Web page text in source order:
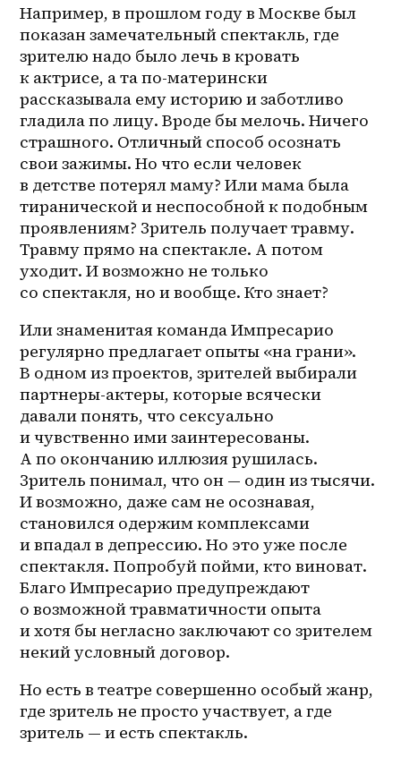
Например, в прошлом году в Москве был
показан замечательный спектакль, где
зрителю надо было лечь в кровать
к актрисе, а та по-матерински
рассказывала ему историю и заботливо
гладила по лицу. Вроде бы мелочь. Ничего
страшного. Отличный способ осознать
свои зажимы. Но что если человек
в детстве потерял маму? Или мама была
тиранической и неспособной к подобным
проявлениям? Зритель получает травму.
Травму прямо на спектакле. А потом
уходит. И возможно не только
со спектакля, но и вообще. Кто знает?
Или знаменитая команда Импресарио
регулярно предлагает опыты «на грани».
В одном из проектов, зрителей выбирали
партнеры-актеры, которые всячески
давали понять, что сексуально
и чувственно ими заинтересованы.
А по окончанию иллюзия рушилась.
Зритель понимал, что он — один из тысячи.
И возможно, даже сам не осознавая,
становился одержим комплексами
и впадал в депрессию. Но это уже после
спектакля. Попробуй пойми, кто виноват.
Благо Импресарио предупреждают
о возможной травматичности опыта
и хотя бы негласно заключают со зрителем
некий условный договор.
Но есть в театре совершенно особый жанр,
где зритель не просто участвует, а где
зритель — и есть спектакль.